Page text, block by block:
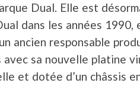
Dual. Elle est
dans les années
ancien responsable
sa nouvelle platine
et dotée d’un châssis